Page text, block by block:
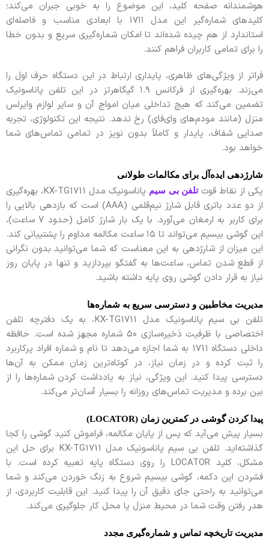
هوشمندانه صفحه کلید، این موضوع را به خوبی جبران می‌کند؛
کلیدهای شماره‌گیر این مدل ۱۷۱۱ با ابعادی مناسب و فاصله‌ای
استاندارد از هم چیده شده‌اند تا امکان شماره‌گیری سریع و بدون خطا
را برای تمامی کاربران فراهم کنند.
فراتر از ویژگی‌های ظاهری، پایداری ارتباط در این دستگاه حرف اول را
می‌زند. بهره‌گیری از فرکانس ۱.۹ گیگاهرتز در این تلفن پاناسونیک
تضمین می‌کند که هیچ تداخلی میان امواج آن و سایر لوازم وایرلس
منزل (مانند مودم‌های وای‌فای) رخ ندهد. نتیجه این تکنولوژی، تجربه
صدایی شفاف، پایدار و کاملاً بدون نویز در تمامی تماس‌های شما
خواهد بود.
شارژدهی ایده‌آل برای مکالمات طولانی
یکی از نقاط قوتتلفن بی سیم
پاناسونیک مدل KX-TG1711، بهره‌گیری
از دو عدد باتری قابل شارژ نیم‌قلمی (AAA) است که بازدهی بالایی را
برای کاربر به ارمغان می‌آورد. با یک بار شارژ کامل (حدود ۷ ساعت)،
این گوشی بیسیم می‌تواند تا ۱۵ ساعت مکالمه مداوم را پشتیبانی کند.
این میزان از شارژدهی به این معناست که شما می‌توانید بدون نگرانی
از قطع شدن تماس، ساعت‌ها به گفتگو بپردازید و تنها در پایان روز
نیاز به قرار دادن گوشی روی پایه داشته باشید.
مدیریت مخاطبین و دسترسی سریع به شماره‌ها
تلفن بی سیم پاناسونیک مدل KX-TG1711، به یک دفترچه تلفن
اختصاصی با ظرفیت ذخیره‌سازی ۵۰ شماره مجهز شده است. حافظه
داخلی دستگاه 1711 به شما اجازه می‌دهد تا نام و شماره افراد پرکاربرد
را ثبت کرده و در زمان نیاز، در کوتاه‌ترین زمان ممکن به آن‌ها
دسترسی پیدا کنید. این ویژگی، نیاز به یادداشت کردن شماره‌ها را از
بین برده و مدیریت تماس‌های روزانه را بسیار آسان‌تر می‌کند.
پیدا کردن گوشی در کمترین زمان (LOCATOR)
بسیار پیش می‌آید که پس از پایان مکالمه، فراموش کنید گوشی را کجا
گذاشته‌اید. تلفن بی سیم پاناسونیک مدل KX-TG1711 برای حل این
مشکل، کلید LOCATOR را روی دستگاه پایه تعبیه کرده است. با
فشردن این دکمه، گوشی بیسیم شروع به زنگ خوردن می‌کند و شما
می‌توانید به راحتی جای دقیق آن را پیدا کنید. این قابلیت کاربردی، از
هدر رفتن وقت شما در محیط منزل یا محل کار جلوگیری می‌کند.
مدیریت تاریخچه تماس و شماره‌گیری مجدد